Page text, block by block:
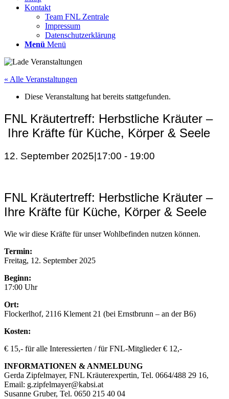
Kontakt
Team FNL Zentrale
Impressum
Datenschutzerklärung
Menü Menü
« Alle Veranstaltungen
Diese Veranstaltung hat bereits stattgefunden.
FNL Kräutertreff: Herbstliche Kräuter –
Ihre Kräfte für Küche, Körper & Seele
12. September 2025|17:00 - 19:00
FNL Kräutertreff: Herbstliche Kräuter –
Ihre Kräfte für Küche, Körper & Seele
Wie wir diese Kräfte für unser Wohlbefinden nutzen können.
Termin:
Freitag, 12. September 2025
Beginn:
17:00 Uhr
Ort:
Flockerlhof, 2116 Klement 21 (bei Ernstbrunn – an der B6)
Kosten:
€ 15,- für alle Interessierten / für FNL-Mitglieder € 12,-
INFORMATIONEN & ANMELDUNG
Gerda Zipfelmayer, FNL Kräuterexpertin, Tel. 0664/488 29 16,
Email: g.zipfelmayer@kabsi.at
Susanne Gruber, Tel. 0650 215 40 04